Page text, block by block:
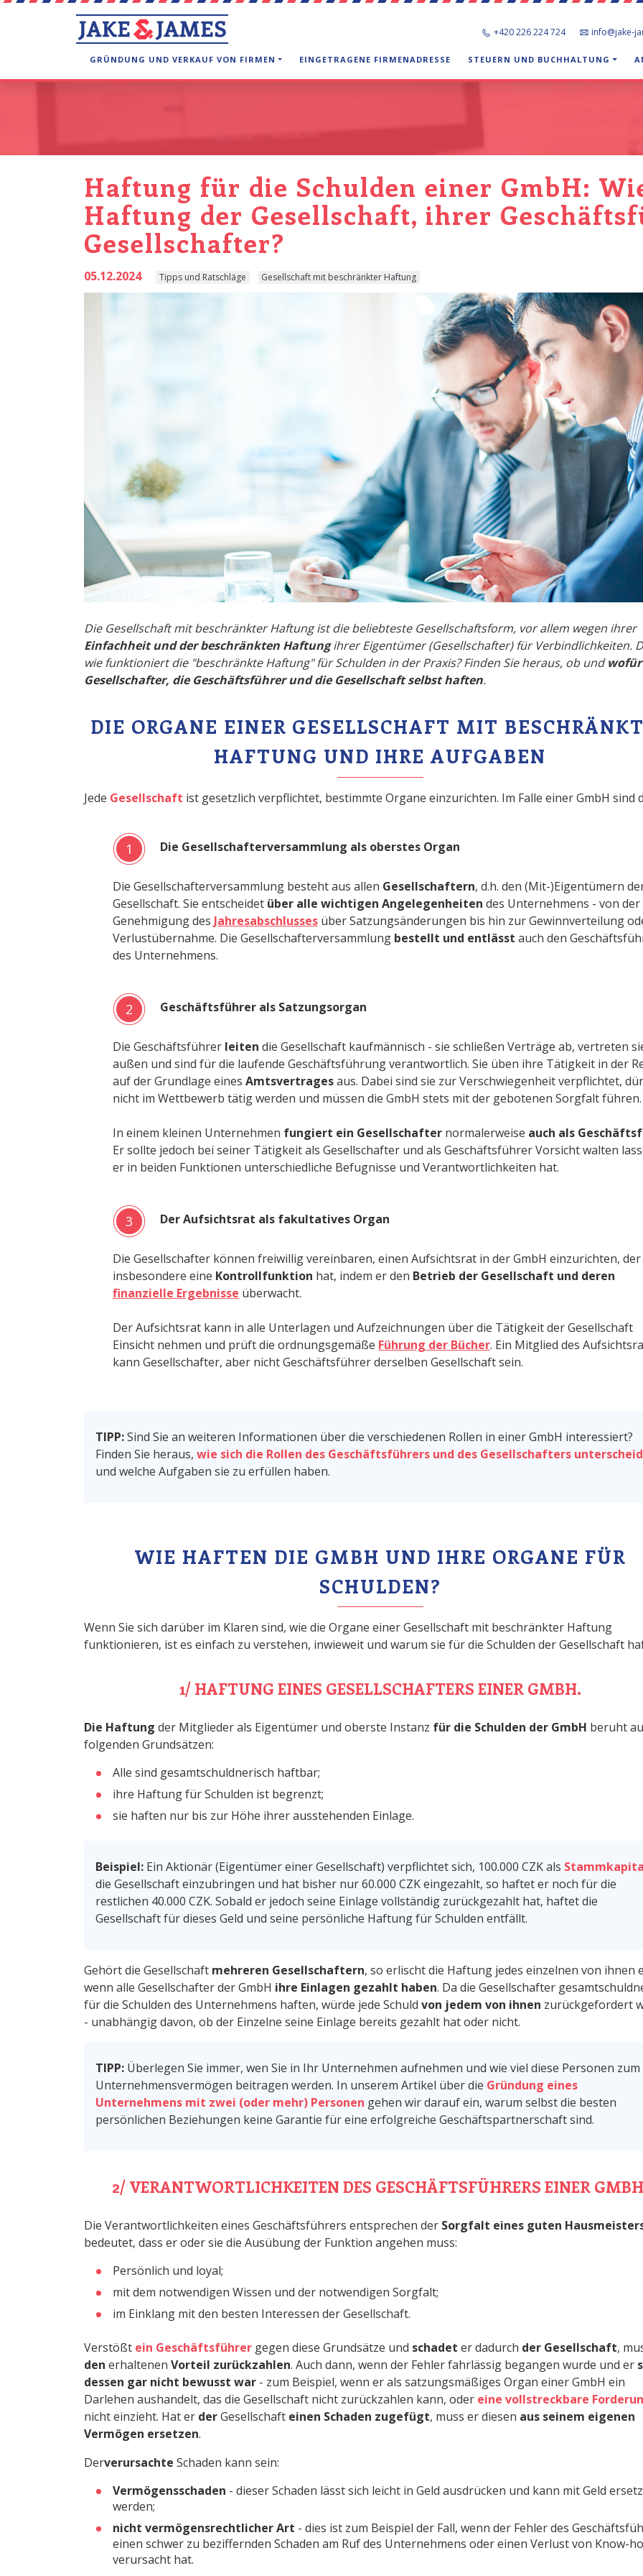
GRÜNDUNG UND VERKAUF VON FIRMEN EINGETRAGENE FIRMENADRESSE STEUERN UND BUCHHALTUNG
+420 226 224 724 info@jake-
Haftung für die Schulden einer GmbH:
Haftung der Gesellschaft, ihrer
Gesellschafter?
05.12.2024 Tipps und Ratschläge Gesellschaft mit beschränkter Haftung
Die Gesellschaft mit beschränkter Haftung ist die beliebteste Gesellschaftsform, vor allem wegen ihrer
Einfachheit und der beschränkten Haftungihrer Eigentümer (Gesellschafter) für Verbindlichkeiten.
wie funktioniert die "beschränkte Haftung" für Schulden in der Praxis? Finden Sie heraus, ob und
Gesellschafter, die Geschäftsführer und die Gesellschaft selbst haften.
DIE ORGANE EINER GESELLSCHAFT MIT
HAFTUNG UND IHRE AUFGABEN
Jede Gesellschaft ist gesetzlich verpflichtet, bestimmte Organe einzurichten. Im Falle einer GmbH sind
1 Die Gesellschafterversammlung als oberstes Organ
Die Gesellschafterversammlung besteht aus allen Gesellschaftern, d.h. den (Mit-)Eigentümern
Gesellschaft. Sie entscheidet über alle wichtigen Angelegenheiten des Unternehmens - von der
Genehmigung des Jahresabschlusses über Satzungsänderungen bis hin zur Gewinnverteilung
Verlustübernahme. Die Gesellschafterversammlung bestellt und entlässt auch den
des Unternehmens.
2 Geschäftsführer als Satzungsorgan
Die Geschäftsführer leiten die Gesellschaft kaufmännisch - sie schließen Verträge ab, vertreten
außen und sind für die laufende Geschäftsführung verantwortlich. Sie üben ihre Tätigkeit in der
auf der Grundlage eines Amtsvertragesaus. Dabei sind sie zur Verschwiegenheit verpflichtet,
nicht im Wettbewerb tätig werden und müssen die GmbH stets mit der gebotenen Sorgfalt führen.
In einem kleinen Unternehmen fungiert ein Gesellschafter normalerweise auch als
Er sollte jedoch bei seiner Tätigkeit als Gesellschafter und als Geschäftsführer Vorsicht walten
er in beiden Funktionen unterschiedliche Befugnisse und Verantwortlichkeiten hat.
3 Der Aufsichtsrat als fakultatives Organ
Die Gesellschafter können freiwillig vereinbaren, einen Aufsichtsrat in der GmbH einzurichten,
insbesondere eine Kontrollfunktion hat, indem er den Betrieb der Gesellschaft und deren
finanzielle Ergebnisse überwacht.
Der Aufsichtsrat kann in alle Unterlagen und Aufzeichnungen über die Tätigkeit der Gesellschaft
Einsicht nehmen und prüft die ordnungsgemäße Führung der Bücher. Ein Mitglied des
kann Gesellschafter, aber nicht Geschäftsführer derselben Gesellschaft sein.
TIPP:Sind Sie an weiteren Informationen über die verschiedenen Rollen in einer GmbH interessiert?
Finden Sie heraus, wie sich die Rollen des Geschäftsführers und des Gesellschafters
und welche Aufgaben sie zu erfüllen haben.
WIE HAFTEN DIE GMBH UND IHRE ORGANE FÜR
SCHULDEN?
Wenn Sie sich darüber im Klaren sind, wie die Organe einer Gesellschaft mit beschränkter Haftung
funktionieren, ist es einfach zu verstehen, inwieweit und warum sie für die Schulden der Gesellschaft
1/ HAFTUNG EINES GESELLSCHAFTERS EINER GMBH.
Die Haftung der Mitglieder als Eigentümer und oberste Instanz für die Schulden der GmbH beruht
folgenden Grundsätzen:
Alle sind gesamtschuldnerisch haftbar;
ihre Haftung für Schulden ist begrenzt;
sie haften nur bis zur Höhe ihrer ausstehenden Einlage.
Beispiel: Ein Aktionär (Eigentümer einer Gesellschaft) verpflichtet sich, 100.000 CZK als
die Gesellschaft einzubringen und hat bisher nur 60.000 CZK eingezahlt, so haftet er noch für die
restlichen 40.000 CZK. Sobald er jedoch seine Einlage vollständig zurückgezahlt hat, haftet die
Gesellschaft für dieses Geld und seine persönliche Haftung für Schulden entfällt.
Gehört die Gesellschaft mehreren Gesellschaftern, so erlischt die Haftung jedes einzelnen von ihnen
wenn alle Gesellschafter der GmbH ihre Einlagen gezahlt haben. Da die Gesellschafter
für die Schulden des Unternehmens haften, würde jede Schuld von jedem von ihnen zurückgefordert
- unabhängig davon, ob der Einzelne seine Einlage bereits gezahlt hat oder nicht.
TIPP: Überlegen Sie immer, wen Sie in Ihr Unternehmen aufnehmen und wie viel diese Personen zum
Unternehmensvermögen beitragen werden. In unserem Artikel über die Gründung eines
Unternehmens mit zwei (oder mehr) Personen gehen wir darauf ein, warum selbst die besten
persönlichen Beziehungen keine Garantie für eine erfolgreiche Geschäftspartnerschaft sind.
2/ VERANTWORTLICHKEITEN DES GESCHÄFTSFÜHRERS EINER
Die Verantwortlichkeiten eines Geschäftsführers entsprechen der Sorgfalt eines guten
bedeutet, dass er oder sie die Ausübung der Funktion angehen muss:
Persönlich und loyal;
mit dem notwendigen Wissen und der notwendigen Sorgfalt;
im Einklang mit den besten Interessen der Gesellschaft.
Verstößt ein Geschäftsführer gegen diese Grundsätze und schadet er dadurch der Gesellschaft,
den erhaltenen Vorteil zurückzahlen. Auch dann, wenn der Fehler fahrlässig begangen wurde und er
dessen gar nicht bewusst war - zum Beispiel, wenn er als satzungsmäßiges Organ einer GmbH ein
Darlehen aushandelt, das die Gesellschaft nicht zurückzahlen kann, oder eine vollstreckbare
nicht einzieht. Hat er derGesellschaft einen Schaden zugefügt, muss er diesen aus seinem eigenen
Vermögen ersetzen.
Derverursachte Schaden kann sein:
Vermögensschaden - dieser Schaden lässt sich leicht in Geld ausdrücken und kann mit Geld
werden;
nicht vermögensrechtlicher Art - dies ist zum Beispiel der Fall, wenn der Fehler des
einen schwer zu beziffernden Schaden am Ruf des Unternehmens oder einen Verlust von Know-
verursacht hat.